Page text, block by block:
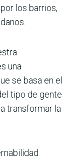
los barrios,
una
se basa en el
tipo de gente
transformar la